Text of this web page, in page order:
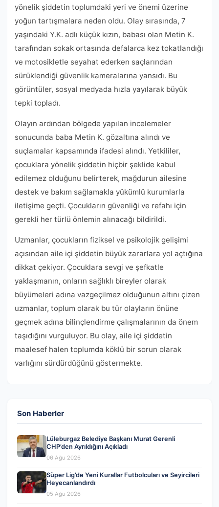
yönelik şiddetin toplumdaki yeri ve önemi üzerine
yoğun tartışmalara neden oldu. Olay sırasında, 7
yaşındaki Y.K. adlı küçük kızın, babası olan Metin K.
tarafından sokak ortasında defalarca kez tokatlandığı
ve motosikletle seyahat ederken saçlarından
sürüklendiği güvenlik kameralarına yansıdı. Bu
görüntüler, sosyal medyada hızla yayılarak büyük
tepki topladı.
Olayın ardından bölgede yapılan incelemeler
sonucunda baba Metin K. gözaltına alındı ve
suçlamalar kapsamında ifadesi alındı. Yetkililer,
çocuklara yönelik şiddetin hiçbir şeklide kabul
edilemez olduğunu belirterek, mağdurun ailesine
destek ve bakım sağlamakla yükümlü kurumlarla
iletişime geçti. Çocukların güvenliği ve refahı için
gerekli her türlü önlemin alınacağı bildirildi.
Uzmanlar, çocukların fiziksel ve psikolojik gelişimi
açısından aile içi şiddetin büyük zararlara yol açtığına
dikkat çekiyor. Çocuklara sevgi ve şefkatle
yaklaşmanın, onların sağlıklı bireyler olarak
büyümeleri adına vazgeçilmez olduğunun altını çizen
uzmanlar, toplum olarak bu tür olayların önüne
geçmek adına bilinçlendirme çalışmalarının da önem
taşıdığını vurguluyor. Bu olay, aile içi şiddetin
maalesef halen toplumda köklü bir sorun olarak
varlığını sürdürdüğünü göstermekte.
Son Haberler
Lüleburgaz Belediye Başkanı Murat Gerenli
CHP’den Ayrıldığını Açıkladı
06 Ağu 2026
Süper Lig’de Yeni Kurallar Futbolcuları ve Seyircileri
Heyecanlandırdı
05 Ağu 2026